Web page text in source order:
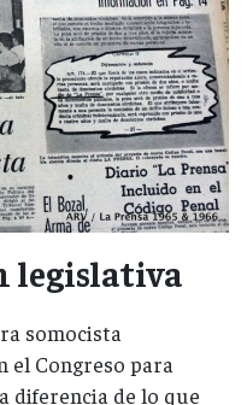
legislativa
somocista
el Congreso para
diferencia de lo que